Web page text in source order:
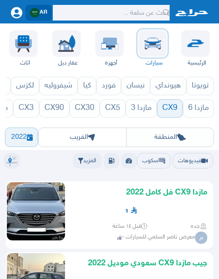
AR
الرئيسية سيارات أجهزة عقار ديل اثاث
تويوتا هيونداي نيسان فورد كيا شيفروليه لكزس
مازدا 6 CX9 مازدا 3 CX5
CX30
CX90
CX3
المنطقة
الرياض الشرقيهجده الطايف حائلأبها عسيرالباحة
القريب 2022
CX9 1970
فيديوهات سكوب المزيد
مازدا CX9 فل كامل 2022
1
جده قبل ١٤ ساعة
م معرض ناصر السلمي للسيارات -
جيب مازدا CX9 سعودي موديل 2022